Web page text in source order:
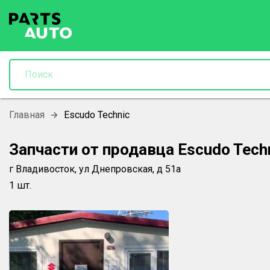
Главная Escudo Technic
Запчасти от продавца Escudo
г Владивосток, ул Днепровская, д 51а
1 шт.